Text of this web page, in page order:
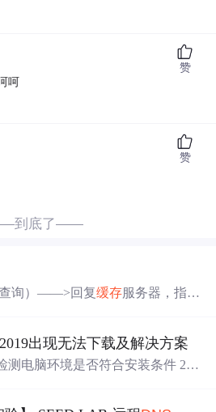
呵
赞
赞
到底了——
查询）——>回复缓存服务器，指向
三级服务器直接发送给缓存服
DNS 服务器将结果发送给客服
出现无法下载及解决方案
电脑环境是否符合安装条件 2.